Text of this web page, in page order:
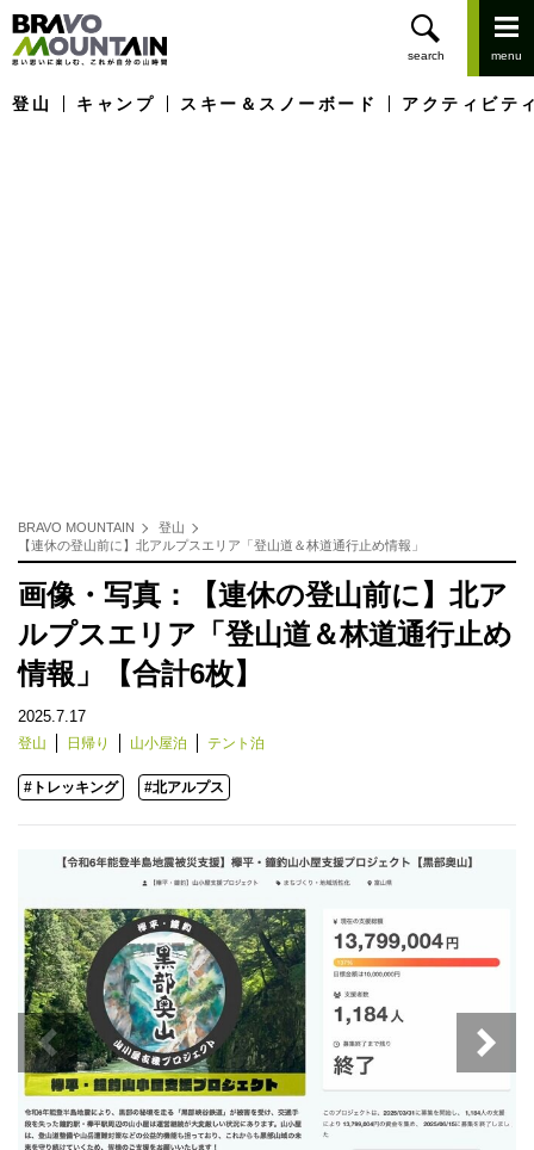
登山 キャンプ スキー＆スノーボード アクティビテ
BRAVO MOUNTAIN
登山
【連休の登山前に】北アルプスエリア「登山道＆林道通行止め情報」
画像・写真：【連休の登山前に】北ア
ルプスエリア「登山道＆林道通行止め
情報」【合計6枚】
2025.7.17
登山 日帰り 山小屋泊 テント泊
#トレッキング #北アルプス